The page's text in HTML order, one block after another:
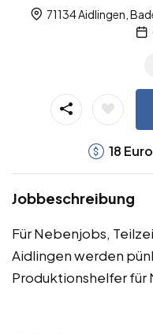
71134 Aidlingen,
18 Euro
Jobbeschreibung
Für Nebenjobs,
Aidlingen werden
Produktionshelfer für